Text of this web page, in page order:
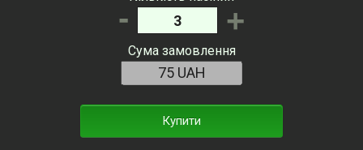
- +
Сума замовлення
Купити